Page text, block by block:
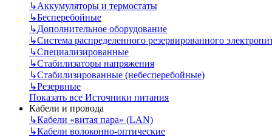
↳Аккумуляторы и термостаты
↳Бесперебойные
↳Дополнительное оборудование
↳Система распределенного резервированного
↳Специализированные
↳Стабилизаторы напряжения
↳Стабилизированные (небесперебойные)
↳Резервные
Показать все Источники питания
Кабели и провода
↳Кабели «витая пара» (LAN)
↳Кабели волоконно-оптические